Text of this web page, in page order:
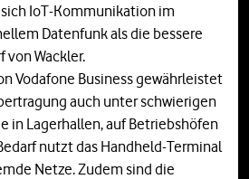
IoT-Kommunikation im
Datenfunk als die bessere
von Wackler.
Vodafone Business gewährleistet
auch unter schwierigen
in Lagerhallen, auf Betriebshöfen
nutzt das Handheld-Terminal
Netze. Zudem sind die